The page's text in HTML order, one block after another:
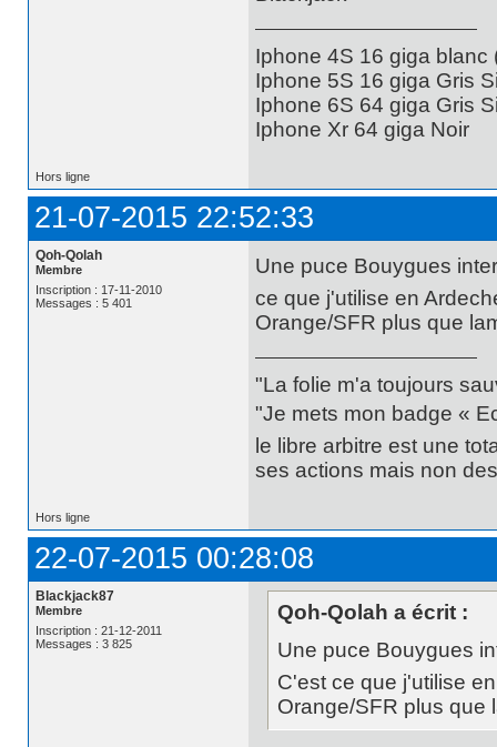
Iphone 4S 16 giga blanc
Iphone 5S 16 giga Gris
Iphone 6S 64 giga Gris
Iphone Xr 64 giga Noir
Hors ligne
21-07-2015 22:52:33
Qoh-Qolah
Membre
Inscription : 17-11-2010
Messages : 5 401
Une puce Bouygues
ce que j'utilise en
Orange/SFR plus que
"La folie m'a toujours
"Je mets mon badge «
le libre arbitre est une
ses actions mais non
Hors ligne
22-07-2015 00:28:08
Blackjack87
Membre
Inscription : 21-12-2011
Messages : 3 825
Qoh-Qolah a écrit :
Une puce Bouygues
C'est ce que j'utilise
Orange/SFR plus que